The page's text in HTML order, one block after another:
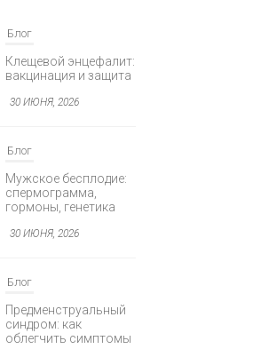
Блог
Клещевой энцефалит:
вакцинация и защита
30 ИЮНЯ, 2026
Блог
Мужское бесплодие:
спермограмма,
гормоны, генетика
30 ИЮНЯ, 2026
Блог
Предменструальный
синдром: как
облегчить симптомы